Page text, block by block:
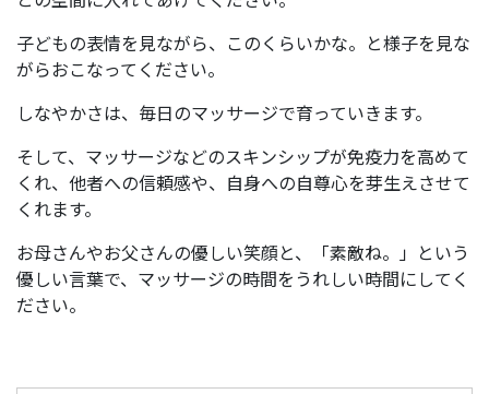
子どもの表情を見ながら、このくらいかな。と様子を見な
がらおこなってください。
しなやかさは、毎日のマッサージで育っていきます。
そして、マッサージなどのスキンシップが免疫力を高めて
くれ、他者への信頼感や、自身への自尊心を芽生えさせて
くれます。
お母さんやお父さんの優しい笑顔と、「素敵ね。」という
優しい言葉で、マッサージの時間をうれしい時間にしてく
ださい。